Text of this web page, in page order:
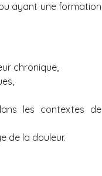
ayant une formation
chronique,
les contextes de
de la douleur.